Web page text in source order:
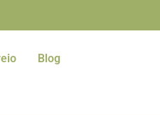
Blog